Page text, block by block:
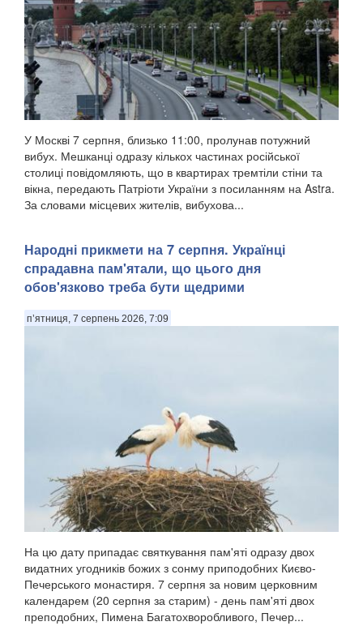
У Москві 7 серпня, близько 11:00, пролунав потужний
вибух. Мешканці одразу кількох частинах російської
столиці повідомляють, що в квартирах тремтіли стіни та
вікна, передають Патріоти України з посиланням на Astra.
За словами місцевих жителів, вибухова...
Народні прикмети на 7 серпня. Українці
спрадавна пам'ятали, що цього дня
обов'язково треба бути щедрими
п’ятниця, 7 серпень 2026, 7:09
На цю дату припадає святкування пам'яті одразу двох
видатних угодників божих з сонму приподобних Києво-
Печерського монастиря. 7 серпня за новим церковним
календарем (20 серпня за старим) - день пам'яті двох
преподобних, Пимена Багатохворобливого, Печер...